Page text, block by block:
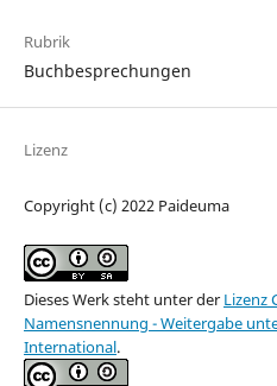
Rubrik
Buchbesprechungen
Lizenz
Copyright (c) 2022 Paideuma
Dieses Werk steht unter der Lizenz
Namensnennung - Weitergabe
International.